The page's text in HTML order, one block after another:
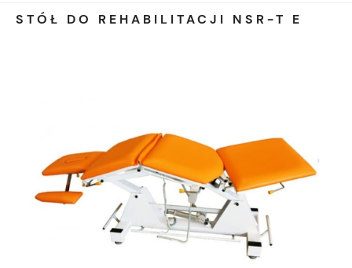
STÓŁ DO REHABILITACJI NSR-T E